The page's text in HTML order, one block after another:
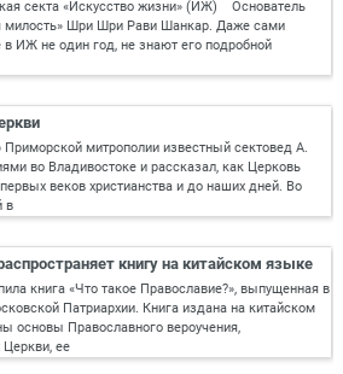
секта «Искусство жизни» (ИЖ) Основатель
милость» Шри Шри Рави Шанкар. Даже сами
в ИЖ не один год, не знают его подробной
митрополии известный сектовед А.
во Владивостоке и рассказал, как Церковь
веков христианства и до наших дней. Во
в
книгу на китайском языке
книга «Что такое Православие?», выпущенная в
Патриархии. Книга издана на китайском
основы Православного вероучения,
Церкви, ее